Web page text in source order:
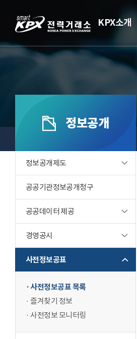
KPX소개
정보공개
정보공개제도
공공기관정보공개청구
공공데이터 제공
경영공시
사전정보공표
사전정보공표 목록
즐겨찾기 정보
사전정보 모니터링